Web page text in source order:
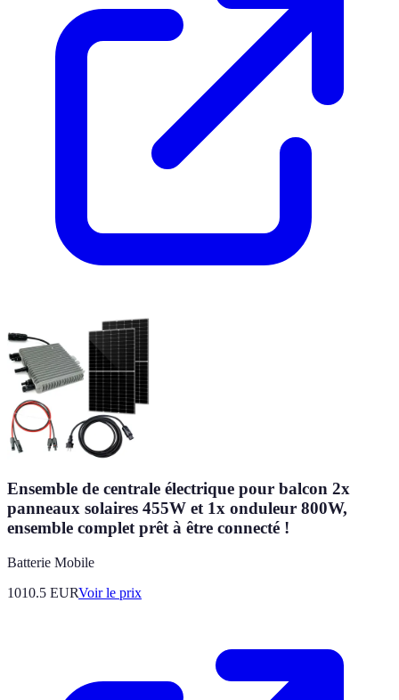
Ensemble de centrale électrique pour balcon 2x
panneaux solaires 455W et 1x onduleur 800W,
ensemble complet prêt à être connecté !
Batterie Mobile
1010.5 EURVoir le prix